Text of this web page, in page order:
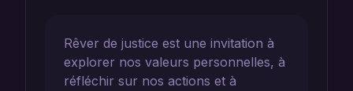
Rêver de justice est une invitation à
explorer nos valeurs personnelles, à
réfléchir sur nos actions et à